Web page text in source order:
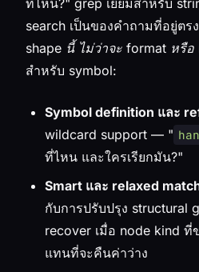
search เป็นของคำถามที่อยู่ตร
shape นี้ ไม่ว่าจะ format หรือ
สำหรับ symbol:
Symbol definition และ
wildcard support — "
ที่ไหน และใครเรียกมัน?"
Smart และ relaxed
กับการปรับปรุง structural
recover เมื่อ node kind
แทนที่จะคืนค่าว่าง